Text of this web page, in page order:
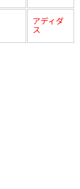
アディダ
ス